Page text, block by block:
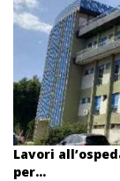
Lavori
per...